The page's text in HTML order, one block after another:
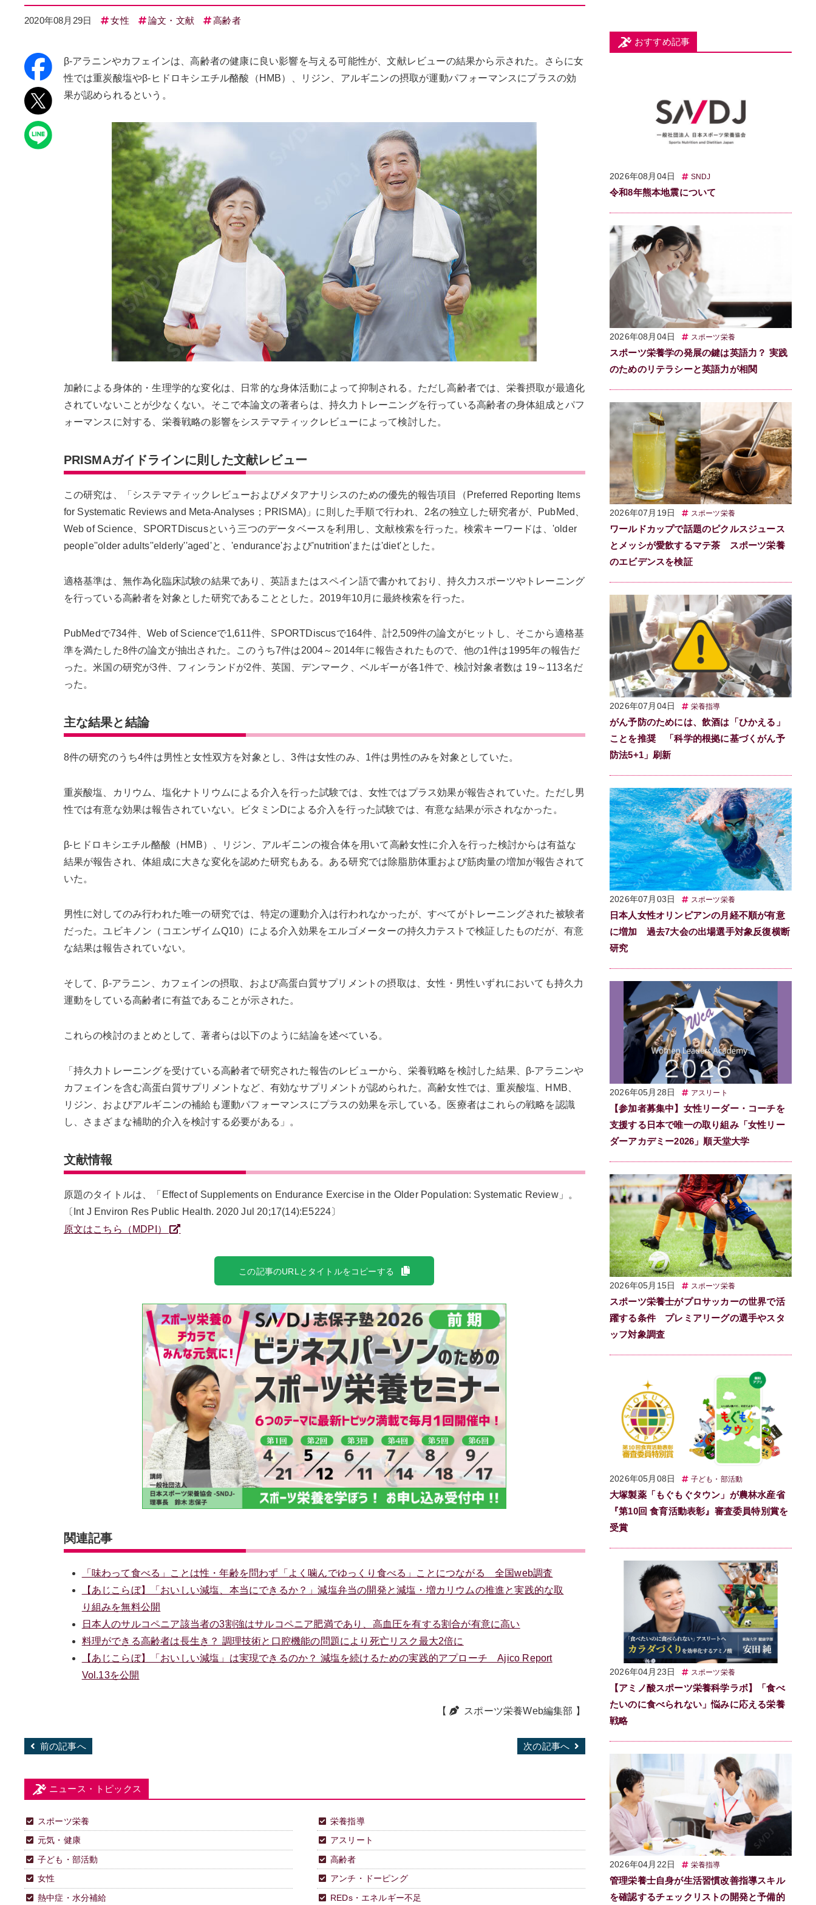
2020年08月29日 女性 論文・文献 高齢者
β-アラニンやカフェインは、高齢者の健康に良い影響を与える可能性が、文献レビューの結果から示された。さらに女
性では重炭酸塩やβ-ヒドロキシエチル酪酸（HMB）、リジン、アルギニンの摂取が運動パフォーマンスにプラスの効
果が認められるという。
加齢による身体的・生理学的な変化は、日常的な身体活動によって抑制される。ただし高齢者では、栄養摂取が最適化
されていないことが少なくない。そこで本論文の著者らは、持久力トレーニングを行っている高齢者の身体組成とパフ
ォーマンスに対する、栄養戦略の影響をシステマティックレビューによって検討した。
PRISMAガイドラインに則した文献レビュー
この研究は、「システマティックレビューおよびメタアナリシスのための優先的報告項目（Preferred Reporting Items
for Systematic Reviews and Meta-Analyses；PRISMA)」に則した手順で行われ、2名の独立した研究者が、PubMed、
Web of Science、SPORTDiscusという三つのデータベースを利用し、文献検索を行った。検索キーワードは、'older
people''older adults''elderly''aged'と、'endurance'および'nutrition'または'diet'とした。
適格基準は、無作為化臨床試験の結果であり、英語またはスペイン語で書かれており、持久力スポーツやトレーニング
を行っている高齢者を対象とした研究であることとした。2019年10月に最終検索を行った。
PubMedで734件、Web of Scienceで1,611件、SPORTDiscusで164件、計2,509件の論文がヒットし、そこから適格基
準を満たした8件の論文が抽出された。このうち7件は2004～2014年に報告されたもので、他の1件は1995年の報告だ
った。米国の研究が3件、フィンランドが2件、英国、デンマーク、ベルギーが各1件で、検討対象者数は 19～113名だ
った。
主な結果と結論
8件の研究のうち4件は男性と女性双方を対象とし、3件は女性のみ、1件は男性のみを対象としていた。
重炭酸塩、カリウム、塩化ナトリウムによる介入を行った試験では、女性ではプラス効果が報告されていた。ただし男
性では有意な効果は報告されていない。ビタミンDによる介入を行った試験では、有意な結果が示されなかった。
β-ヒドロキシエチル酪酸（HMB）、リジン、アルギニンの複合体を用いて高齢女性に介入を行った検討からは有益な
結果が報告され、体組成に大きな変化を認めた研究もある。ある研究では除脂肪体重および筋肉量の増加が報告されて
いた。
男性に対してのみ行われた唯一の研究では、特定の運動介入は行われなかったが、すべてがトレーニングされた被験者
だった。ユビキノン（コエンザイムQ10）による介入効果をエルゴメーターの持久力テストで検証したものだが、有意
な結果は報告されていない。
そして、β-アラニン、カフェインの摂取、および高蛋白質サプリメントの摂取は、女性・男性いずれにおいても持久力
運動をしている高齢者に有益であることが示された。
これらの検討のまとめとして、著者らは以下のように結論を述べている。
「持久力トレーニングを受けている高齢者で研究された報告のレビューから、栄養戦略を検討した結果、β-アラニンや
カフェインを含む高蛋白質サプリメントなど、有効なサプリメントが認められた。高齢女性では、重炭酸塩、HMB、
リジン、およびアルギニンの補給も運動パフォーマンスにプラスの効果を示している。医療者はこれらの戦略を認識
し、さまざまな補助的介入を検討する必要がある」。
文献情報
原題のタイトルは、「Effect of Supplements on Endurance Exercise in the Older Population: Systematic Review」。
〔Int J Environ Res Public Health. 2020 Jul 20;17(14):E5224〕
原文はこちら（MDPI）
この記事のURLとタイトルをコピーする
関連記事
「味わって食べる」ことは性・年齢を問わず「よく噛んでゆっくり食べる」ことにつながる 全国web調査
【あじこらぼ】「おいしい減塩、本当にできるか？」減塩弁当の開発と減塩・増カリウムの推進と実践的な取
り組みを無料公開
日本人のサルコペニア該当者の3割強はサルコペニア肥満であり、高血圧を有する割合が有意に高い
料理ができる高齢者は長生き？ 調理技術と口腔機能の問題により死亡リスク最大2倍に
【あじこらぼ】「おいしい減塩」は実現できるのか？ 減塩を続けるための実践的アプローチ Ajico Report
Vol.13を公開
【 スポーツ栄養Web編集部 】
前の記事へ 次の記事へ
ニュース・トピックス
スポーツ栄養
栄養指導
元気・健康
アスリート
子ども・部活動
高齢者
女性
アンチ・ドーピング
熱中症・水分補給
REDs・エネルギー不足
おすすめ記事
2026年08月04日 SNDJ
令和8年熊本地震について
2026年08月04日 スポーツ栄養
スポーツ栄養学の発展の鍵は英語力？ 実践
のためのリテラシーと英語力が相関
2026年07月19日 スポーツ栄養
ワールドカップで話題のピクルスジュース
とメッシが愛飲するマテ茶 スポーツ栄養
のエビデンスを検証
2026年07月04日 栄養指導
がん予防のためには、飲酒は「ひかえる」
ことを推奨 「科学的根拠に基づくがん予
防法5+1」刷新
2026年07月03日 スポーツ栄養
日本人女性オリンピアンの月経不順が有意
に増加 過去7大会の出場選手対象反復横断
研究
2026年05月28日 アスリート
【参加者募集中】女性リーダー・コーチを
支援する日本で唯一の取り組み「女性リー
ダーアカデミー2026」順天堂大学
2026年05月15日 スポーツ栄養
スポーツ栄養士がプロサッカーの世界で活
躍する条件 プレミアリーグの選手やスタ
ッフ対象調査
2026年05月08日 子ども・部活動
大塚製薬「もぐもぐタウン」が農林水産省
『第10回 食育活動表彰』審査委員特別賞を
受賞
2026年04月23日 スポーツ栄養
【アミノ酸スポーツ栄養科学ラボ】「食べ
たいのに食べられない」悩みに応える栄養
戦略
2026年04月22日 栄養指導
管理栄養士自身が生活習慣改善指導スキル
を確認するチェックリストの開発と予備的